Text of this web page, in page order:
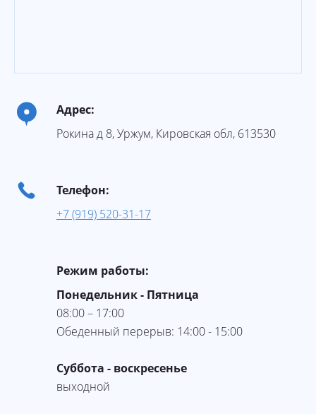
Адрес:
Рокина д 8,Уржум, Кировская обл, 613530
Телефон:
+7 (919) 520-31-17
Режим работы:
Понедельник - Пятница
08:00 – 17:00
Обеденный перерыв: 14:00 - 15:00
Суббота - воскресенье
выходной